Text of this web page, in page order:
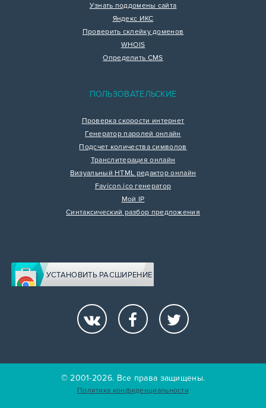
Узнать поддомены сайта
Яндекс ИКС
Проверить склейку доменов
WHOIS
Определить CMS
ПОЛЬЗОВАТЕЛЬСКИЕ
Проверка скорости интернет
Генератор паролей онлайн
Подсчет количества символов
Транслитерация онлайн
Визуальный HTML редактор онлайн
Favicon.ico генератор
Мой IP
Синтаксический разбор предложения
УСТАНОВИТЬ РАСШИРЕНИЕ
© 2001-2026. Все права защищены.
Политика конфиденциальности